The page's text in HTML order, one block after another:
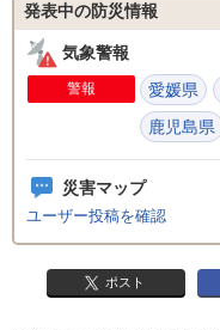
発表中の防災情報
気象警報
警報 愛媛県
鹿児島県
災害マップ
ユーザー投稿を確認
ポスト